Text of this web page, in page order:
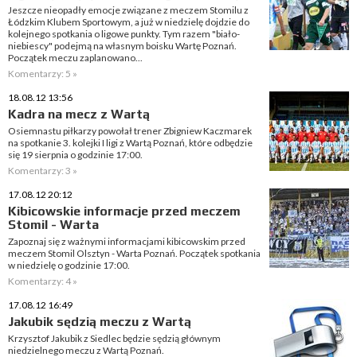
Jeszcze nieopadły emocje związane z meczem Stomilu z
Łódzkim Klubem Sportowym, a już w niedzielę dojdzie do
kolejnego spotkania o ligowe punkty. Tym razem "biało-
niebiescy" podejmą na własnym boisku Wartę Poznań.
Początek meczu zaplanowano...
Komentarzy: 5 »
18.08.12 13:56
Kadra na mecz z Wartą
Osiemnastu piłkarzy powołał trener Zbigniew Kaczmarek
na spotkanie 3. kolejki I ligi z Wartą Poznań, które odbędzie
się 19 sierpnia o godzinie 17:00.
Komentarzy: 3 »
17.08.12 20:12
Kibicowskie informacje przed meczem
Stomil - Warta
Zapoznaj się z ważnymi informacjami kibicowskim przed
meczem Stomil Olsztyn - Warta Poznań. Początek spotkania
w niedzielę o godzinie 17:00.
Komentarzy: 4 »
17.08.12 16:49
Jakubik sędzią meczu z Wartą
Krzysztof Jakubik z Siedlec będzie sędzią głównym
niedzielnego meczu z Wartą Poznań.